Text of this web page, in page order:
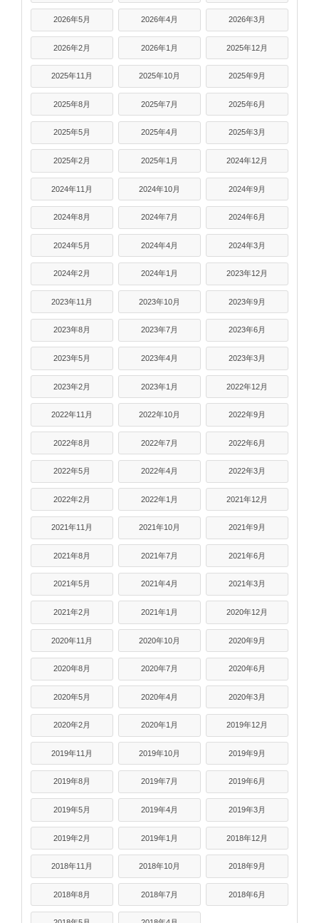
2026年5月 2026年4月 2026年3月
2026年2月 2026年1月 2025年12月
2025年11月 2025年10月 2025年9月
2025年8月 2025年7月 2025年6月
2025年5月 2025年4月 2025年3月
2025年2月 2025年1月 2024年12月
2024年11月 2024年10月 2024年9月
2024年8月 2024年7月 2024年6月
2024年5月 2024年4月 2024年3月
2024年2月 2024年1月 2023年12月
2023年11月 2023年10月 2023年9月
2023年8月 2023年7月 2023年6月
2023年5月 2023年4月 2023年3月
2023年2月 2023年1月 2022年12月
2022年11月 2022年10月 2022年9月
2022年8月 2022年7月 2022年6月
2022年5月 2022年4月 2022年3月
2022年2月 2022年1月 2021年12月
2021年11月 2021年10月 2021年9月
2021年8月 2021年7月 2021年6月
2021年5月 2021年4月 2021年3月
2021年2月 2021年1月 2020年12月
2020年11月 2020年10月 2020年9月
2020年8月 2020年7月 2020年6月
2020年5月 2020年4月 2020年3月
2020年2月 2020年1月 2019年12月
2019年11月 2019年10月 2019年9月
2019年8月 2019年7月 2019年6月
2019年5月 2019年4月 2019年3月
2019年2月 2019年1月 2018年12月
2018年11月 2018年10月 2018年9月
2018年8月 2018年7月 2018年6月